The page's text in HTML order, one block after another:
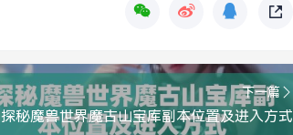
下一篇
探秘魔兽世界魔古山宝库副本位置及进入方式